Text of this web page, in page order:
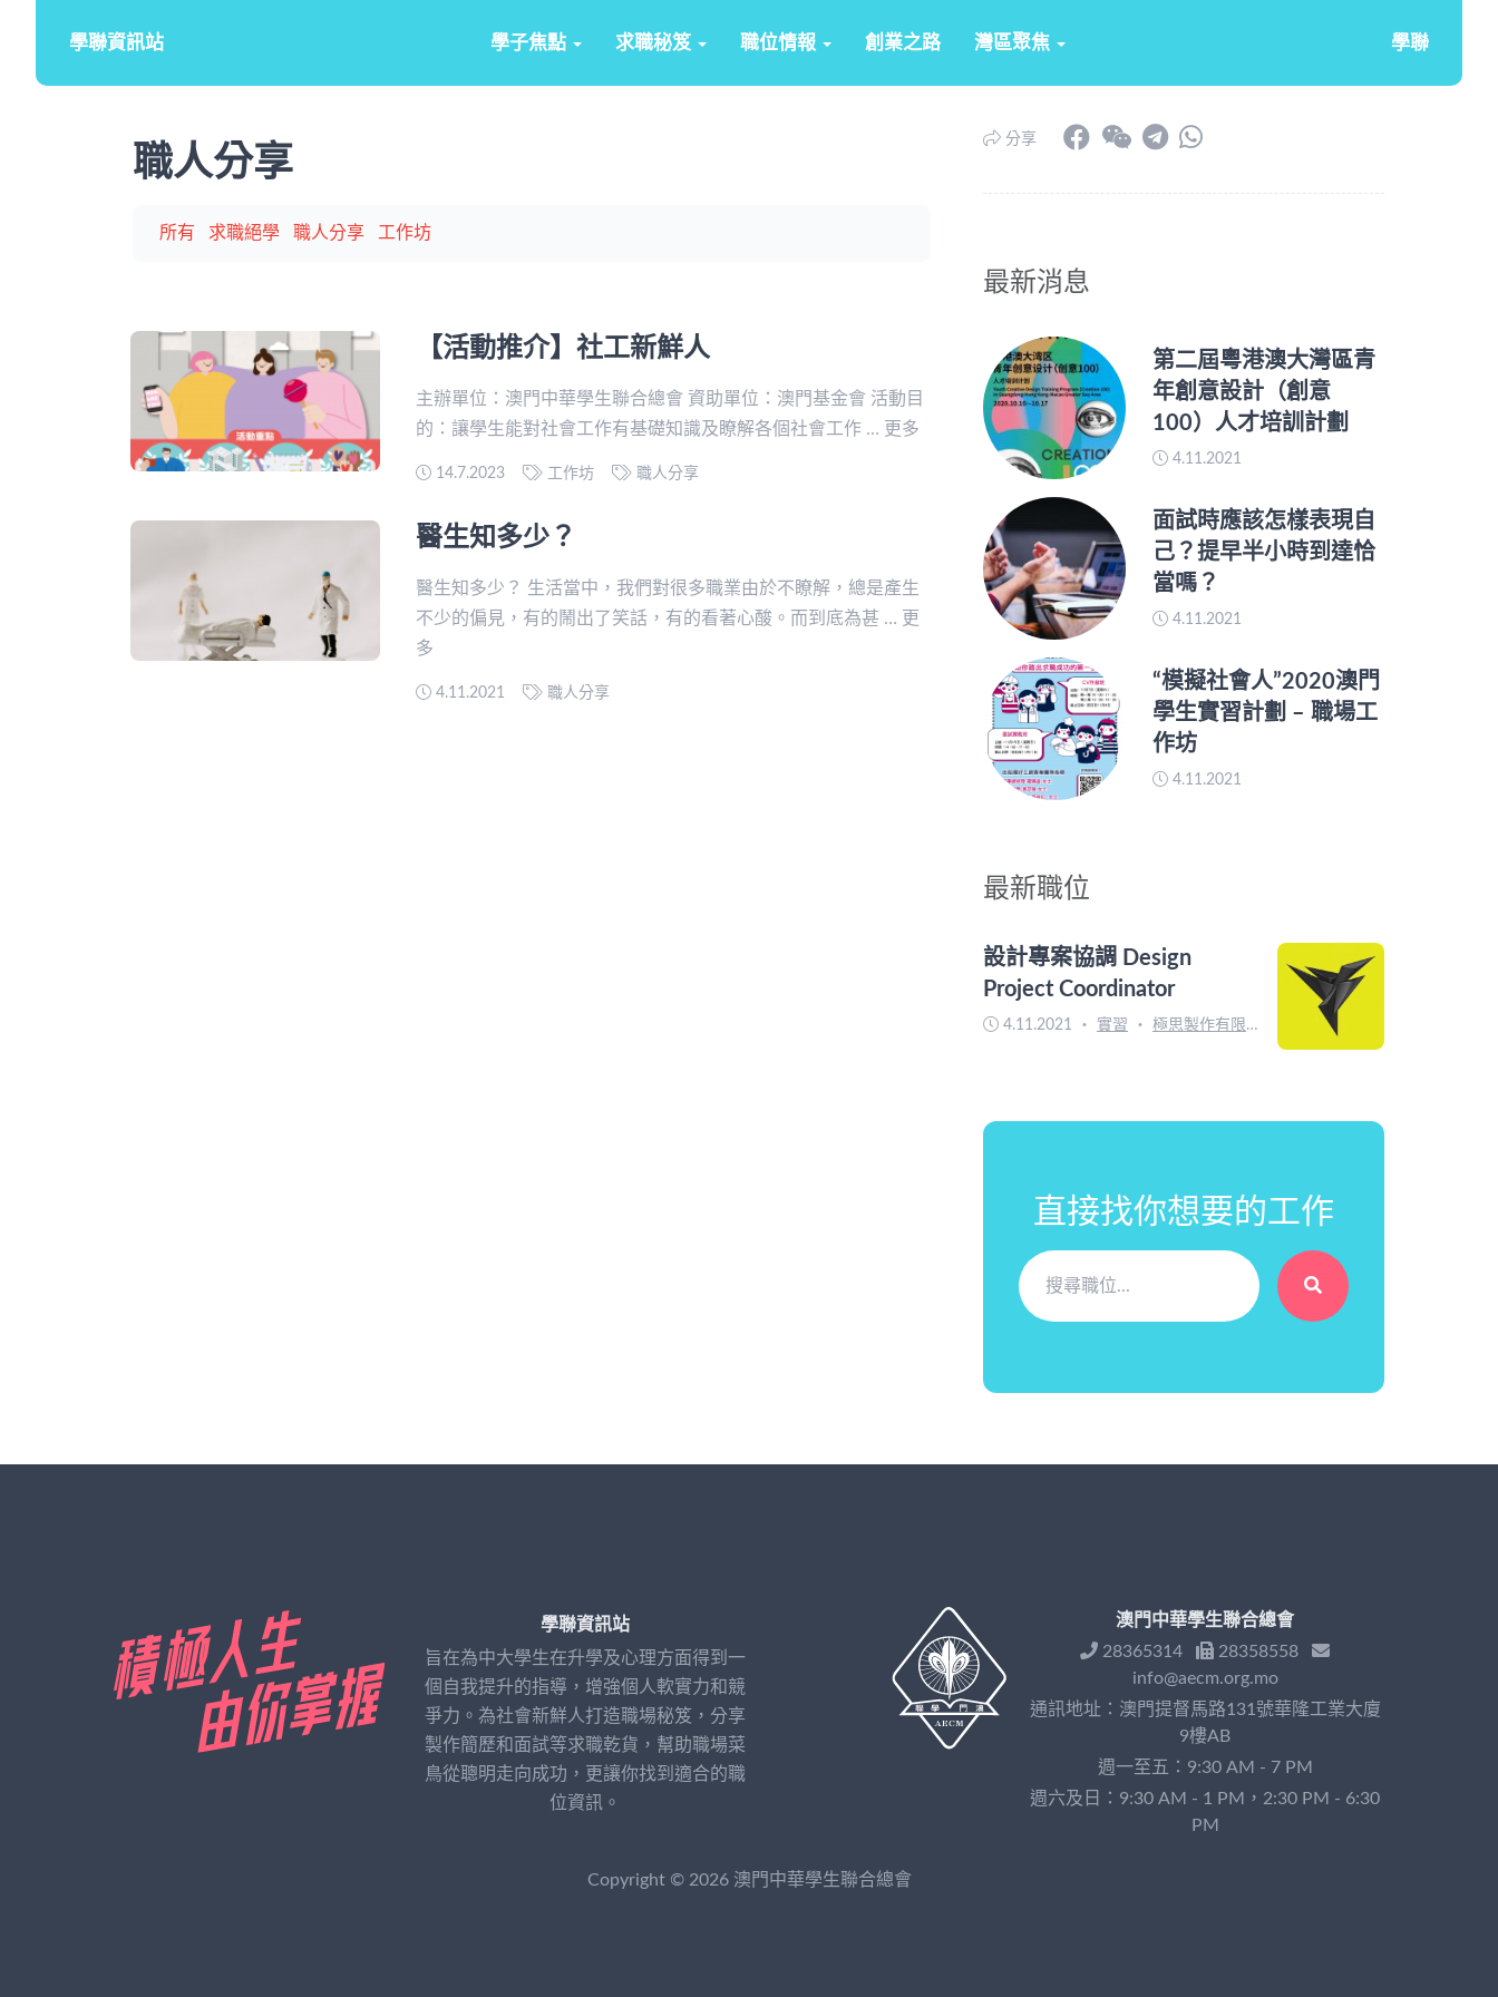
學聯資訊站 學子焦點 求職秘笈 職位情報 創業之路 灣區聚焦 學聯
職人分享
所有 求職絕學 職人分享 工作坊
【活動推介】社工新鮮人
主辦單位：澳門中華學生聯合總會 資助單位：澳門基金會 活動目
的：讓學生能對社會工作有基礎知識及瞭解各個社會工作 … 更多
14.7.2023 工作坊 職人分享
醫生知多少？
醫生知多少？ 生活當中，我們對很多職業由於不瞭解，總是產生
不少的偏見，有的鬧出了笑話，有的看著心酸。而到底為甚 … 更
多
4.11.2021 職人分享
分享
最新消息
第二屆粵港澳大灣區青
年創意設計（創意
100）人才培訓計劃
4.11.2021
面試時應該怎樣表現自
己？提早半小時到達恰
當嗎？
4.11.2021
“模擬社會人”2020澳門
學生實習計劃 – 職場工
作坊
4.11.2021
最新職位
設計專案協調 Design
Project Coordinator
4.11.2021 ・ 實習 ・ 極思製作有限公司
直接找你想要的工作
學聯資訊站
旨在為中大學生在升學及心理方面得到一
個自我提升的指導，增強個人軟實力和競
爭力。為社會新鮮人打造職場秘笈，分享
製作簡歷和面試等求職乾貨，幫助職場菜
鳥從聰明走向成功，更讓你找到適合的職
位資訊。
澳門中華學生聯合總會
28365314
28358558
info@aecm.org.mo
通訊地址：澳門提督馬路131號華隆工業大廈
9樓AB
週一至五：9:30 AM - 7 PM
週六及日：9:30 AM - 1 PM，2:30 PM - 6:30
PM
Copyright © 2026 澳門中華學生聯合總會